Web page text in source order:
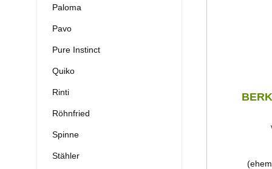
Paloma
Pavo
Pure Instinct
Quiko
Rinti
Röhnfried
Spinne
Stähler